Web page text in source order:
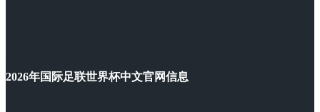
2026年国际足联世界杯中文官网信息